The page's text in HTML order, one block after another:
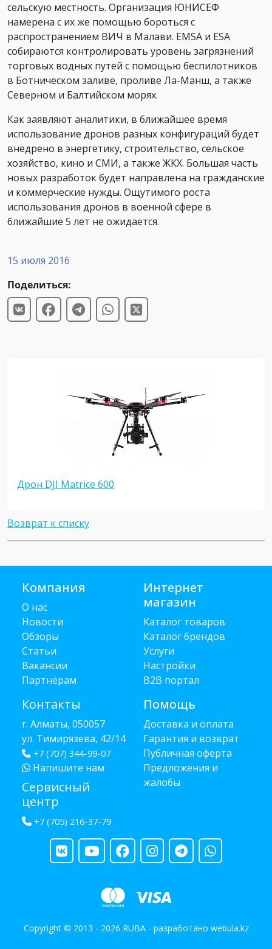
15 июля 2016
Поделиться:
Дрон DJI Matrice 600
сельскую местность. Организация ЮНИСЕФ
намерена с их же помощью бороться с
распространением ВИЧ в Малави. EMSA и ESA
собираются контролировать уровень загрязнений
торговых водных путей с помощью беспилотников
в Ботническом заливе, проливе Ла-Манш, а также
Северном и Балтийском морях.
Как заявляют аналитики, в ближайшее время
использование дронов разных конфигураций будет
внедрено в энергетику, строительство, сельское
хозяйство, кино и СМИ, а также ЖКХ. Большая часть
новых разработок будет направлена на гражданские
и коммерческие нужды. Ощутимого роста
использования дронов в военной сфере в
ближайшие 5 лет не ожидается.
Возврат к списку
Компания
О нас
Новости
Обзоры
Статьи
Вакансии
Партнёрам
Контакты
г. Алматы, 050057
ул. Тимирязева, 42/14
+7 (707) 344-99-07
Напишите нам
Сервисный
центр
+7 (705) 216-37-79
Интернет
магазин
Каталог товаров
Каталог брендов
Услуги
Настройки
B2B портал
Помощь
Доставка и оплата
Гарантия и возврат
Публичная оферта
Предложения и
жалобы
Copyright © 2013 - 2026 RUBA - разработано webula.kz